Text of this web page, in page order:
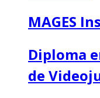
MAGES
Diploma
de